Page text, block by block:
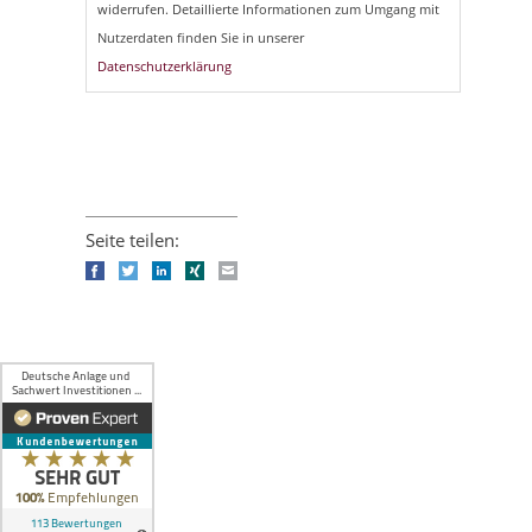
widerrufen. Detaillierte Informationen zum Umgang mit
Nutzerdaten finden Sie in unserer
Datenschutzerklärung
Seite teilen:
FacebookTwitterLinkedIn
Xing